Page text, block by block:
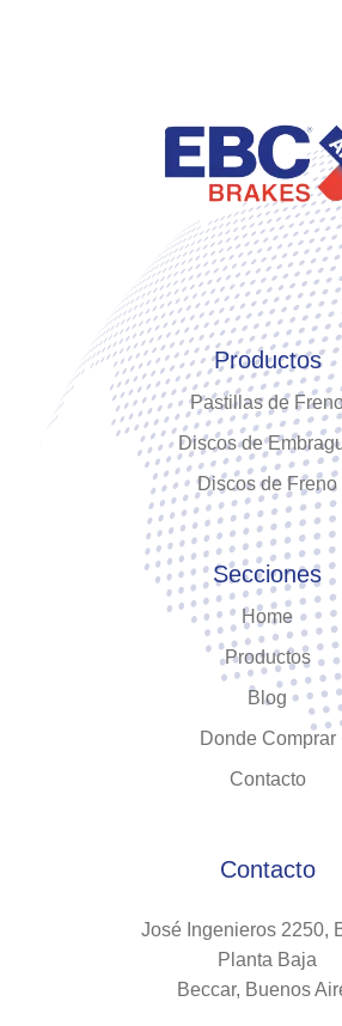
Productos
Pastillas de
Discos de
Discos de Freno
Secciones
Home
Productos
Blog
Donde Comprar
Contacto
Contacto
José Ingenieros 2250,
Planta Baja
Beccar, Buenos